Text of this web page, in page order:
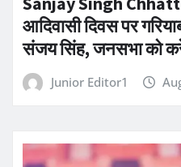
आदिवासी दिवस पर
संजय सिंह, जनसभा को
Junior Editor1